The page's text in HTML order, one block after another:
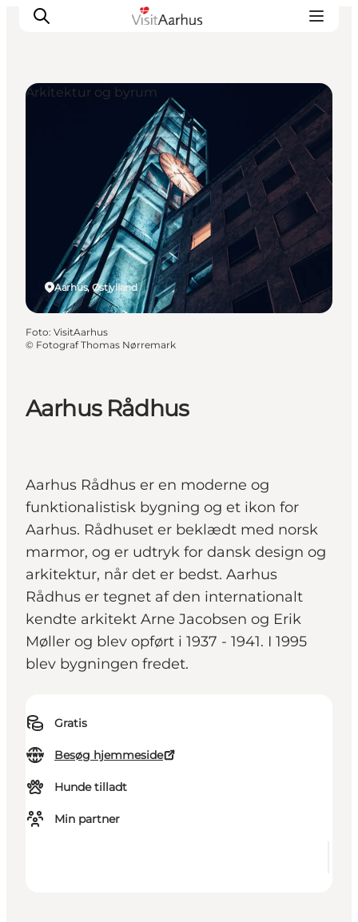
Byer og steder
Planlæg ferien
Transport
Aarhus Rådhus
Aarhus Rådhus er en moderne og
funktionalistisk bygning og et ikon for
Aarhus. Rådhuset er beklædt med norsk
marmor, og er udtryk for dansk design og
arkitektur, når det er bedst. Aarhus
Rådhus er tegnet af den internationalt
kendte arkitekt Arne Jacobsen og Erik
Møller og blev opført i 1937 - 1941. I 1995
blev bygningen fredet.
Gratis
Besøg hjemmeside
Hunde tilladt
Min partner
Aarhus, Østjylland
Arkitektur og byrum
Foto: VisitAarhus
© Fotograf Thomas Nørremark